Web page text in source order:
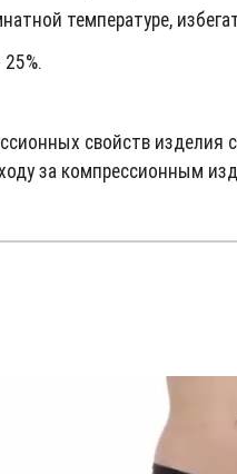
температуре,
свойств
за компрессионным